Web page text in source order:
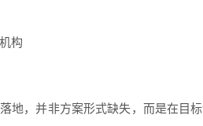
构
地，并非方案形式缺失，而是在目